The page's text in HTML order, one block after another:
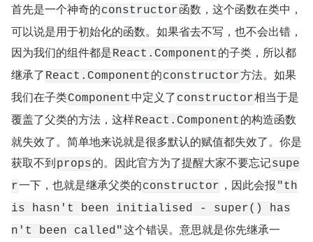
首先是一个神奇的constructor函数，这个函数在类中，
可以说是用于初始化的函数。如果省去不写，也不会出错，
因为我们的组件都是React.Component 的子类，所以都
继承了 React.Component 的constructor方法。如果
我们在子类Component 中定义了 constructor相当于是
覆盖了父类的方法，这样React.Component 的构造函数
就失效了。简单地来说就是很多默认的赋值都失效了。你是
获取不到props的。因此官方为了提醒大家不要忘记supe
r一下，也就是继承父类的constructor ，因此会报 "th
is hasn't been initialised - super() has
n't been called"这个错误。意思就是你先继承一